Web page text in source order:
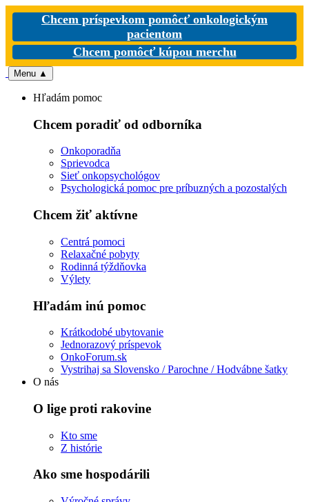
Chcem príspevkom pomôcť onkologickým
pacientom
Chcem pomôcť kúpou merchu
Menu ▲
Hľadám pomoc
Chcem poradiť od odborníka
Onkoporadňa
Sprievodca
Sieť onkopsychológov
Psychologická pomoc pre príbuzných a pozostalých
Chcem žiť aktívne
Centrá pomoci
Relaxačné pobyty
Rodinná týždňovka
Výlety
Hľadám inú pomoc
Krátkodobé ubytovanie
Jednorazový príspevok
OnkoForum.sk
Vystrihaj sa Slovensko / Parochne / Hodvábne šatky
O nás
O lige proti rakovine
Kto sme
Z histórie
Ako sme hospodárili